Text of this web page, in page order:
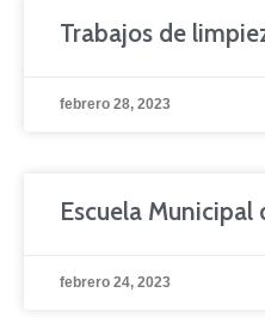
Trabajos de
febrero 28, 2023
Escuela Municipal
febrero 24, 2023